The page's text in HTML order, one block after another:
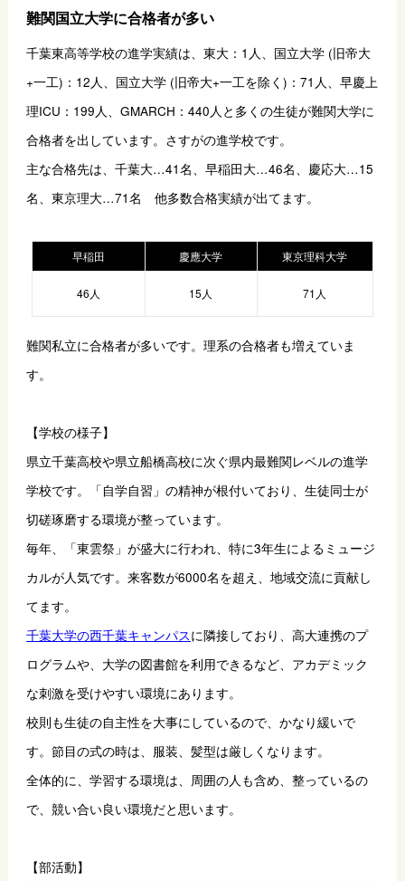
難関国立大学に合格者が多い
千葉東高等学校の進学実績は、東大：1人、国立大学 (旧帝大
+一工)：12人、国立大学 (旧帝大+一工を除く)：71人、早慶上
理ICU：199人、GMARCH：440人と多くの生徒が難関大学に
合格者を出しています。さすがの進学校です。
主な合格先は、千葉大…41名、早稲田大…46名、慶応大…15
名、東京理大…71名　他多数合格実績が出てます。
早稲田 慶應大学 東京理科大学
46人 15人 71人
難関私立に合格者が多いです。理系の合格者も増えていま
す。
【学校の様子】
県立千葉高校や県立船橋高校に次ぐ県内最難関レベルの進学
学校です。「自学自習」の精神が根付いており、生徒同士が
切磋琢磨する環境が整っています。
毎年、「東雲祭」が盛大に行われ、特に3年生によるミュージ
カルが人気です。来客数が6000名を超え、地域交流に貢献し
てます。
千葉大学の西千葉キャンパスに隣接しており、高大連携のプ
ログラムや、大学の図書館を利用できるなど、アカデミック
な刺激を受けやすい環境にあります。
校則も生徒の自主性を大事にしているので、かなり緩いで
す。節目の式の時は、服装、髪型は厳しくなります。
全体的に、学習する環境は、周囲の人も含め、整っているの
で、競い合い良い環境だと思います。
【部活動】